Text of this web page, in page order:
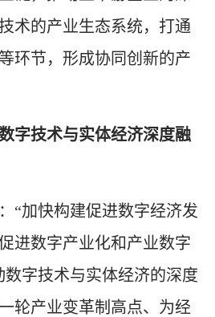
术的产业生态系统，打通
环节，形成协同创新的产
技术与实体经济深度融
加快构建促进数字经济发
进数字产业化和产业数字
数字技术与实体经济的深度
轮产业变革制高点、为经